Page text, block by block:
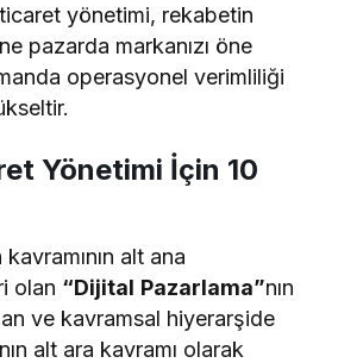
yönetimi, rekabetin
pazarda markanızı öne
operasyonel verimliliği
Yönetimi İçin 10
alt ana
olan “Dijital Pazarlama”nın
ve kavramsal hiyerarşide
alt ara kavramı olarak